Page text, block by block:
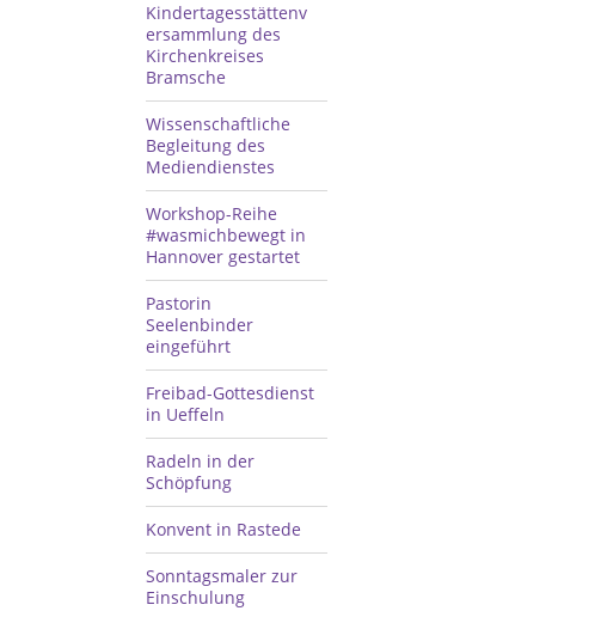
Kindertagesstättenv
ersammlung des
Kirchenkreises
Bramsche
Wissenschaftliche
Begleitung des
Mediendienstes
Workshop-Reihe
#wasmichbewegt in
Hannover gestartet
Pastorin
Seelenbinder
eingeführt
Freibad-Gottesdienst
in Ueffeln
Radeln in der
Schöpfung
Konvent in Rastede
Sonntagsmaler zur
Einschulung